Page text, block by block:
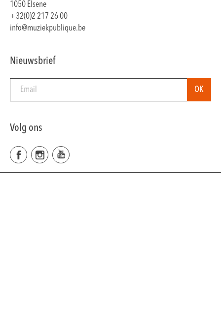
1050 Elsene
+32(0)2 217 26 00
info@muziekpublique.be
Nieuwsbrief
Volg ons